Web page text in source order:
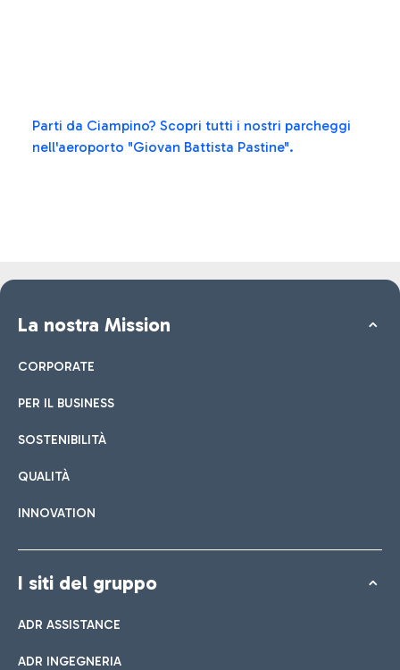
Parti da Ciampino? Scopri tutti i nostri parcheggi
nell'aeroporto "Giovan Battista Pastine".
La nostra Mission
CORPORATE
PER IL BUSINESS
SOSTENIBILITÀ
QUALITÀ
INNOVATION
I siti del gruppo
ADR ASSISTANCE
ADR INGEGNERIA